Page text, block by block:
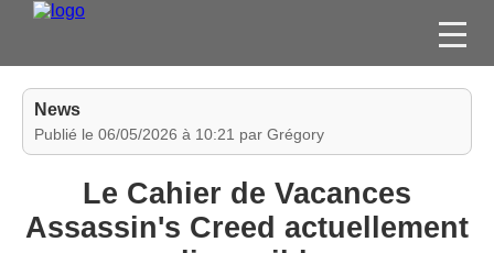
FILMS
JEUX VIDÉO
CONCOURS
News
Publié le 06/05/2026 à 10:21 par Grégory
Le Cahier de Vacances
Assassin's Creed actuellement